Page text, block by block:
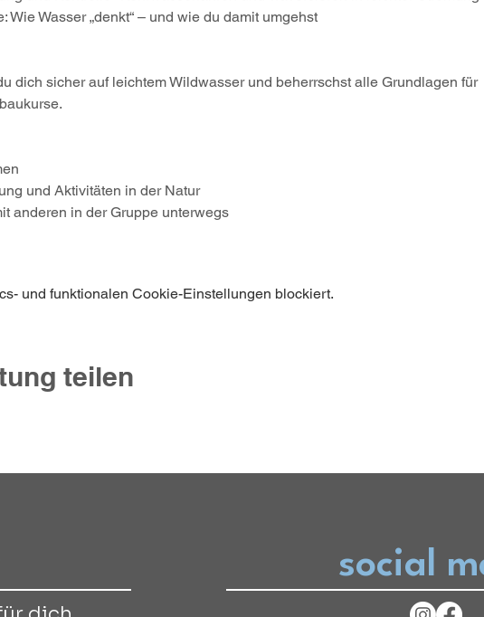
Wasser „denkt“ – und wie du damit umgehst
dich sicher auf leichtem Wildwasser und beherrschst alle Grundlagen für
und Aktivitäten in der Natur
anderen in der Gruppe unterwegs
und funktionalen Cookie-Einstellungen blockiert.
teilen
social